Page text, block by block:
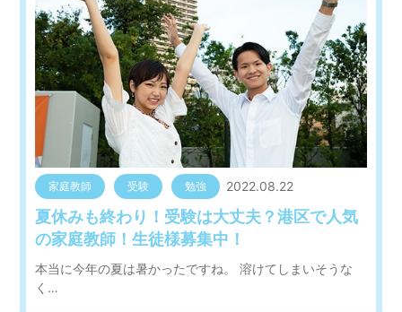
家庭教師 受験 勉強 2022.08.22
夏休みも終わり！受験は大丈夫？港区で人気
の家庭教師！生徒様募集中！
本当に今年の夏は暑かったですね。 溶けてしまいそうな
く…